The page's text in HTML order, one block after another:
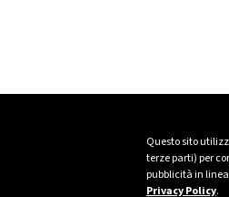
Questo sito
terze parti) per
pubblicità in
Privacy Policy.